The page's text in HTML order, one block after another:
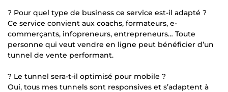
? Pour quel type de business ce service est-il adapté ?
Ce service convient aux coachs, formateurs, e-
commerçants, infopreneurs, entrepreneurs… Toute
personne qui veut vendre en ligne peut bénéficier d’un
tunnel de vente performant.
? Le tunnel sera-t-il optimisé pour mobile ?
Oui, tous mes tunnels sont responsives et s’adaptent à